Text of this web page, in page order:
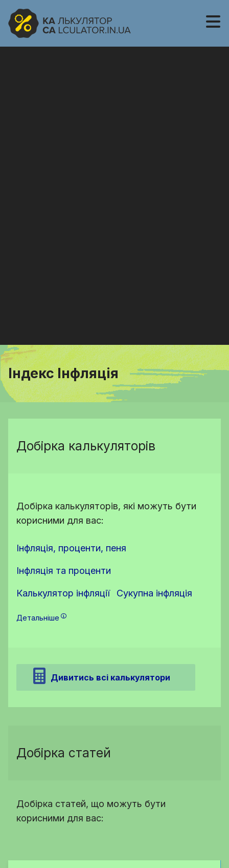
Індекс Інфляція
Добірка калькуляторів
Добірка калькуляторів, які можуть бути
корисними для вас:
Інфляція, проценти, пеня
Інфляція та проценти
Калькулятор інфляції Сукупна інфляція
Детальніше
Дивитись всі калькулятори
Добірка статей
Добірка статей, що можуть бути
корисними для вас: